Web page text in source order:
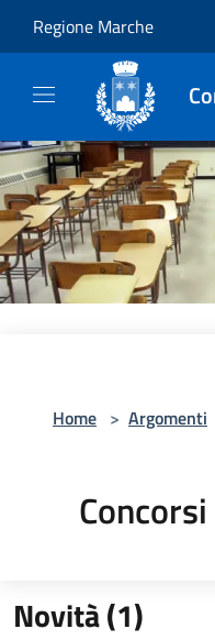
Regione Marche
Home > Argomenti
Concorsi
Novità (1)